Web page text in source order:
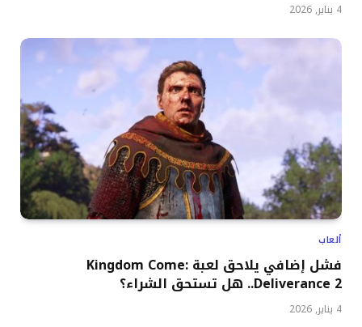
4 يناير, 2026
ألعاب
فشل إضافي يلاحق لعبة Kingdom Come:
Deliverance 2.. هل تستحق الشراء؟
4 يناير, 2026